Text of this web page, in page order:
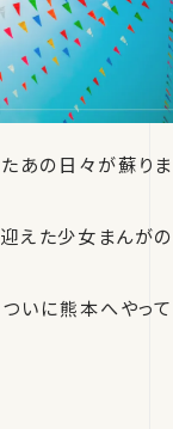
あの日々が蘇りま
えた少女まんがの
いに熊本へやって